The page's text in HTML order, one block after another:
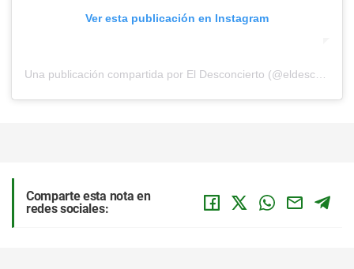
Ver esta publicación en Instagram
Comparte esta nota en
redes sociales: